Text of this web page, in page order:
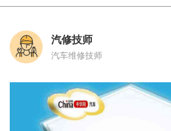
汽修技师
汽车维修技师